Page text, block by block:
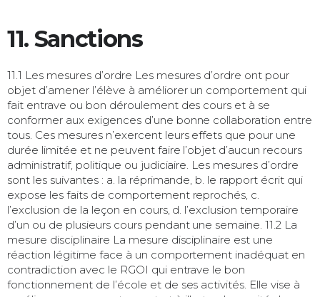
11. Sanctions
11.1 Les mesures d’ordre Les mesures d’ordre ont pour
objet d’amener l’élève à améliorer un comportement qui
fait entrave ou bon déroulement des cours et à se
conformer aux exigences d’une bonne collaboration entre
tous. Ces mesures n’exercent leurs effets que pour une
durée limitée et ne peuvent faire l’objet d’aucun recours
administratif, politique ou judiciaire. Les mesures d’ordre
sont les suivantes : a. la réprimande, b. le rapport écrit qui
expose les faits de comportement reprochés, c.
l’exclusion de la leçon en cours, d. l’exclusion temporaire
d’un ou de plusieurs cours pendant une semaine. 11.2 La
mesure disciplinaire La mesure disciplinaire est une
réaction légitime face à un comportement inadéquat en
contradiction avec le RGOI qui entrave le bon
fonctionnement de l’école et de ses activités. Elle vise à